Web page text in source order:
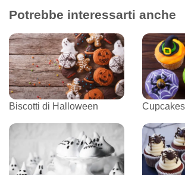
Potrebbe interessarti anche
Biscotti di Halloween